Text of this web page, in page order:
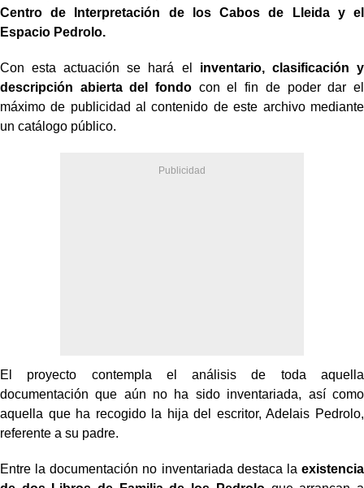
Centro de Interpretación de los Cabos de Lleida y el
Espacio Pedrolo.
Con esta actuación se hará el inventario, clasificación y
descripción abierta del fondo con el fin de poder dar el
máximo de publicidad al contenido de este archivo mediante
un catálogo público.
El proyecto contempla el análisis de toda aquella
documentación que aún no ha sido inventariada, así como
aquella que ha recogido la hija del escritor, Adelais Pedrolo,
referente a su padre.
Entre la documentación no inventariada destaca la existencia